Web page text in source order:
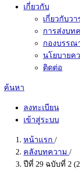
เกี่ยวกับ
เกี่ยวกับวา
การส่งบท
กองบรรณ
นโยบายค
ติดต่อ
ค้นหา
ลงทะเบียน
เข้าสู่ระบบ
หน้าแรก /
คลังบทความ /
ปีที่ 29 ฉบับที่ 2